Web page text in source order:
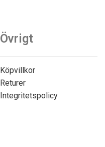
Övrigt
Köpvillkor
Returer
Integritetspolicy